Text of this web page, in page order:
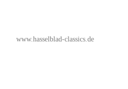
www.hasselblad-classics.de